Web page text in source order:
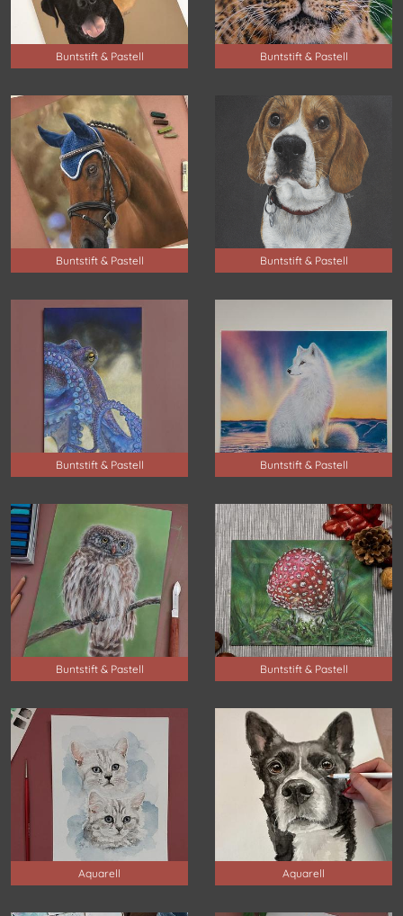
Buntstift & Pastell Buntstift & Pastell
Buntstift & Pastell Buntstift & Pastell
Buntstift & Pastell Buntstift & Pastell
Buntstift & Pastell Buntstift & Pastell
Aquarell Aquarell